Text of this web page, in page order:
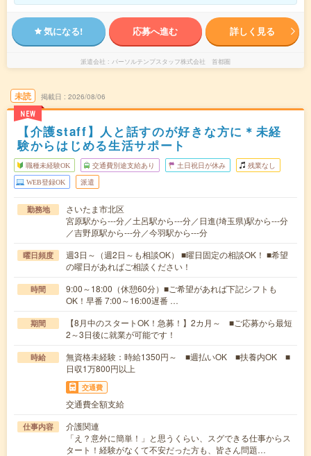
気になる! 応募へ進む 詳しく見る
派遣会社 パーソルテンプスタッフ株式会社 首都圏
未読
NEW
掲載日 2026/08/06
【介護staff】人と話すのが好きな方に＊未経
験からはじめる生活サポート
職種未経験OK 交通費別途支給あり 土日祝日が休み 残業なし
WEB登録OK 派遣
勤務地
さいたま市北区
宮原駅から---分／土呂駅から---分／日進(埼玉県)駅から---分
／吉野原駅から---分／今羽駅から---分
曜日頻度
週3日～（週2日～も相談OK） ■曜日固定の相談OK！ ■希望
の曜日があればご相談ください！
時間
9:00～18:00（休憩60分）■ご希望があれば下記シフトも
OK！早番 7:00～16:00遅番 …
期間
【8月中のスタートOK！急募！】2カ月～ ■ご応募から最短
2～3日後に就業が可能です！
時給
無資格未経験：時給1350円～ ■週払いOK ■扶養内OK ■
日収1万800円以上
交通費
交通費全額支給
仕事内容
介護関連
「え？意外に簡単！」と思うくらい、スグできる仕事からス
タート！経験がなくて不安だった方も、皆さん問題…